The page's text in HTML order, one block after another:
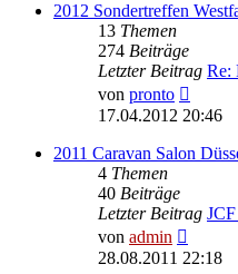
2012 Sondertreffen
13 Themen
274 Beiträge
Letzter Beitrag Re:
von pronto
Beitrag
17.04.2012 20:46
2011 Caravan Salon
4 Themen
40 Beiträge
Letzter Beitrag
von admin
Beitrag
28.08.2011 22:18